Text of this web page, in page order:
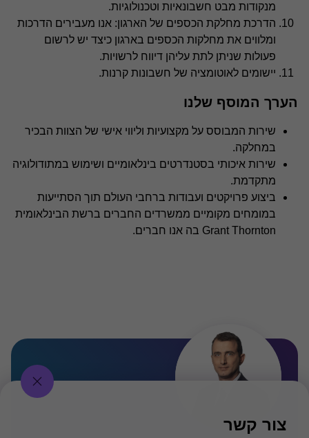
מנקודות מבט חשבונאיות וטכנולוגיות.
הדרכת מחלקת הכספים של הארגון: אנו מעבירים הדרכות
ומלווים את מחלקות הכספים בארגון כיצד יש לרשום
פעולות שניתן לתת עליהן דיווח לרשויות.
יישומים לאוטומציה של חשבונות קרנות.
הערך המוסף שלנו
שירות המבוסס על מקצועיות וליווי אישי של הצוות הבכיר
במחלקה.
שירות איכותי בסטנדרטים בינלאומיים ושימוש במתודולוגיה
מתקדמת.
ביצוע פרויקטים ועבודות ברחבי העולם תוך הסתייעות
במומחים מקומיים ממשרדים החברים ברשת הבינלאומית
Grant Thornton בה אנו חברים.
צור קשר